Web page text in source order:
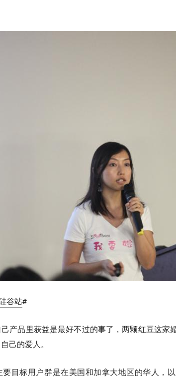
谷站#
产品里获益是最好不过的事了，两颗红豆这家
己的爱人。
目标用户群是在美国和加拿大地区的华人，